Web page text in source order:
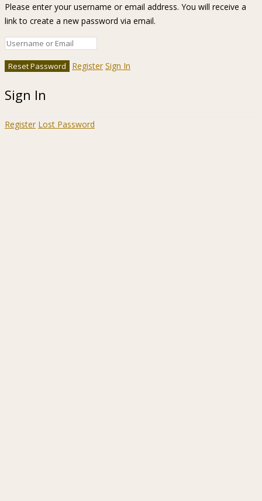
Please enter your username or email address. You will receive a
link to create a new password via email.
Register Sign In
Sign In
Register Lost Password